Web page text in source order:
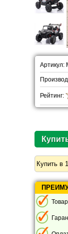
Артикул:
Рейтинг: